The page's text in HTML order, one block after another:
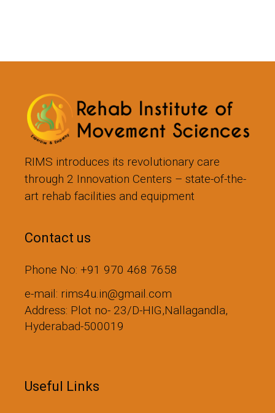
RIMS introduces its revolutionary care
through 2 Innovation Centers – state-of-the-
art rehab facilities and equipment
Contact us
Phone No: +91 970 468 7658
e-mail: rims4u.in@gmail.com
Address: Plot no- 23/D-HIG,Nallagandla,
Hyderabad-500019
Useful Links